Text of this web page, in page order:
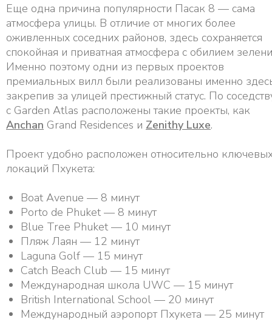
Еще одна причина популярности Пасак 8 — сама
атмосфера улицы. В отличие от многих более
оживленных соседних районов, здесь сохраняется
спокойная и приватная атмосфера с обилием
Именно поэтому одни из первых проектов
премиальных вилл были реализованы именно
закрепив за улицей престижный статус. По
с Garden Atlas расположены такие проекты, как
Anchan Grand Residences и Zenithy Luxe.
Проект удобно расположен относительно
локаций Пхукета:
Boat Avenue — 8 минут
Porto de Phuket — 8 минут
Blue Tree Phuket — 10 минут
Пляж Лаян — 12 минут
Laguna Golf — 15 минут
Catch Beach Club — 15 минут
Международная школа UWC — 15 минут
British International School — 20 минут
Международный аэропорт Пхукета — 25 минут